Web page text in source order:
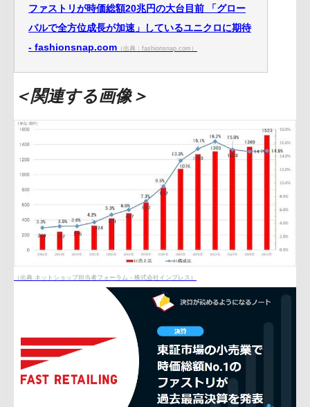
ファストリが時価総額20兆円の大台目前 「グロー
バルで全方位成長が加速」しているユニクロに期待
- fashionsnap.com （出典：fashionsnap.com）
＜関連する画像＞
（出典 ネットショップ担当者フォーラム - 株式会社インプレス）